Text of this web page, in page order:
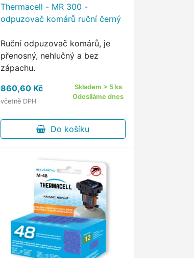
Thermacell - MR 300 -
odpuzovač komárů ruční černý
Ruční odpuzovač komárů, je
přenosný, nehlučný a bez
zápachu.
860,60 Kč
včetně DPH
Skladem > 5 ks
Odesíláme dnes
Do košíku